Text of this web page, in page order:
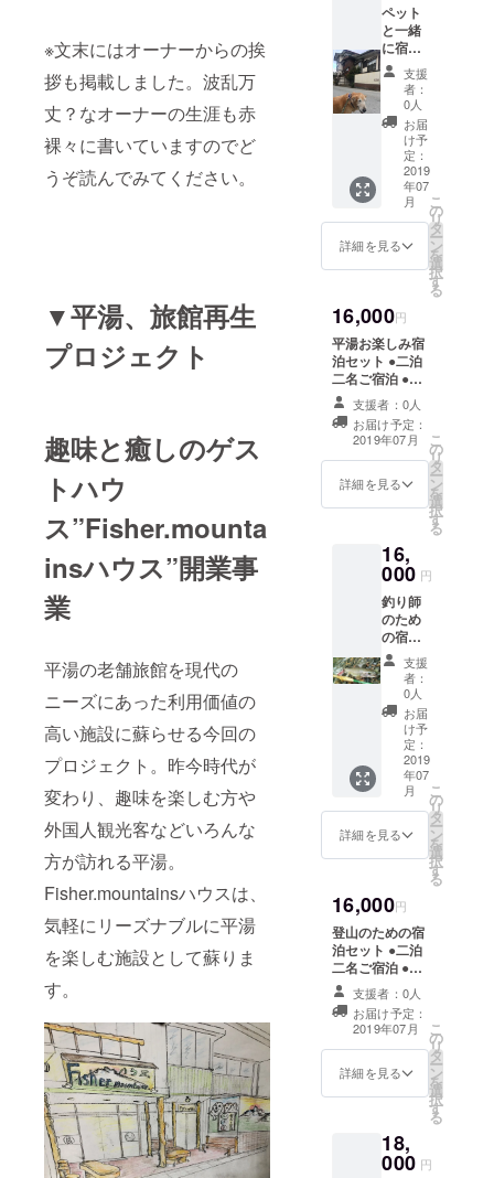
※文末にはオーナーからの挨
拶も掲載しました。波乱万
丈？なオーナーの生涯も赤
裸々に書いていますのでど
うぞ読んでみてください。
▼平湯、旅館再生
プロジェクト
趣味と癒しのゲス
トハウ
ス”Fisher.mounta
insハウス”開業事
業
平湯の老舗旅館を現代の
ニーズにあった利用価値の
高い施設に蘇らせる今回の
プロジェクト。昨今時代が
変わり、趣味を楽しむ方や
外国人観光客などいろんな
方が訪れる平湯。
Fisher.mountainsハウスは、
気軽にリーズナブルに平湯
を楽しむ施設として蘇りま
す。
ペット
と一緒
に宿泊
セット
●一泊二
名ご宿
泊
or 二
泊一名
ご宿泊
●朝食
サービ
ス ●
ペット
宿泊専
用部屋
供 ※有
効期限
(２０１
９年７
月〜２
０２０
年１１
月)
支援
者：
0人
お届
け予
定：
2019
年07
月
詳細を見る
こ
の
リ
タ
ー
ン
を
選
択
す
る
16,000円
平湯お楽しみ宿
泊セット ●二泊
二名ご宿泊 ●朝
食サービス ●平
湯温泉入浴チ
ケット付 ※有効
期限 (２０１９年
７月〜２０２０
年１１月)
支援者：0人
お届け予定：
2019年07月
詳細を見る
こ
の
リ
タ
ー
ン
を
選
択
す
る
16,
000 円
釣り師
のため
の宿泊
セット
●二泊二
名ご宿
泊 ●朝
食サー
ビス ●
フィッ
シング
ポイン
トご案
内 ※有
効期限
(２０１
月〜２
０２０
年１１
月)
支援
者：
0人
お届
け予
定：
2019
年07
月
詳細を見る
こ
の
リ
タ
ー
ン
を
選
択
す
る
16,000円
登山のための宿
泊セット ●二泊
二名ご宿泊 ●朝
食サービス ●登
山ポイントご案
内 ※有効期限 (２
０１９年７月〜
２０２０年１１
月)
支援者：0人
お届け予定：
2019年07月
詳細を見る
こ
の
リ
タ
ー
ン
を
選
択
す
る
18,
000 円